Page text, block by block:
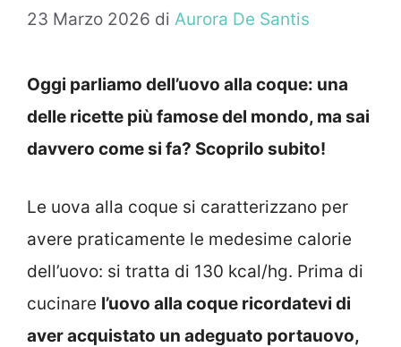
23 Marzo 2026 di Aurora De Santis
Oggi parliamo dell’uovo alla coque: una
delle ricette più famose del mondo, ma sai
davvero come si fa? Scoprilo subito!
Le uova alla coque si caratterizzano per
avere praticamente le medesime calorie
dell’uovo: si tratta di 130 kcal/hg. Prima di
cucinare l’uovo alla coque ricordatevi di
aver acquistato un adeguato portauovo,